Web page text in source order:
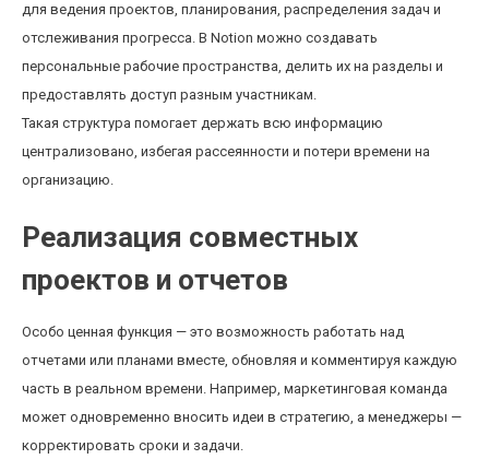
для ведения проектов, планирования, распределения задач и
отслеживания прогресса. В Notion можно создавать
персональные рабочие пространства, делить их на разделы и
предоставлять доступ разным участникам.
Такая структура помогает держать всю информацию
централизовано, избегая рассеянности и потери времени на
организацию.
Реализация совместных
проектов и отчетов
Особо ценная функция — это возможность работать над
отчетами или планами вместе, обновляя и комментируя каждую
часть в реальном времени. Например, маркетинговая команда
может одновременно вносить идеи в стратегию, а менеджеры —
корректировать сроки и задачи.